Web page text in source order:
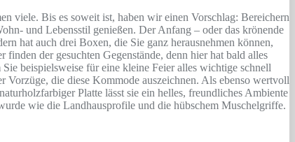
viele. Bis es soweit ist, haben wir einen Vorschlag: Bereichern
und Lebensstil genießen. Der Anfang – oder das krönende
hat auch drei Boxen, die Sie ganz herausnehmen können,
der gesuchten Gegenstände, denn hier hat bald alles
beispielsweise für eine kleine Feier alles wichtige schnell
die diese Kommode auszeichnen. Als ebenso wertvoll
Platte lässt sie ein helles, freundliches Ambiente
wie die Landhausprofile und die hübschem Muschelgriffe.